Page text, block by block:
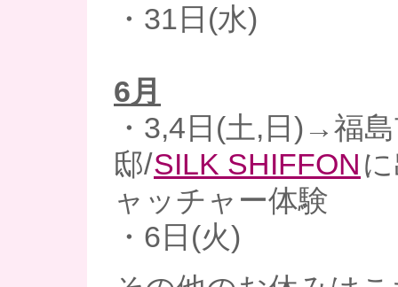
・31日(水)
6月
・3,4日(土,日)→福
邸/SILK SHIFFON
ャッチャー体験
・6日(火)